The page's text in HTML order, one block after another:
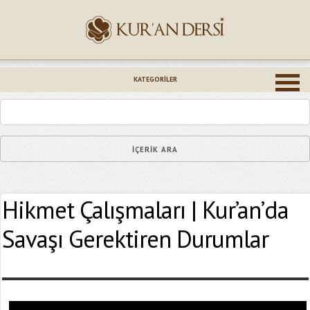
KATEGORILER
Hikmet Çalışmaları | Kur’an’da
Savaşı Gerektiren Durumlar
Epostanız (*)
Yaşadığınız Hatanın Ayrıntıları